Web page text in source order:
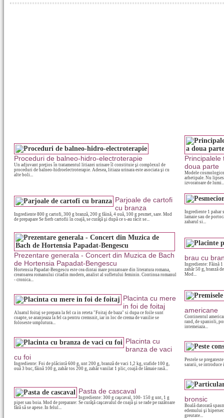
Proceduri de balneo-hidro-electroterapie
Un adjuvant preţios în tratamentul litiazei urinare îl constituie şi complexul de
proceduri de balneo-hidroelectroterapie. Adesea, litiaza urinara este asociata şi cu
alte boli...
Principalele
doua parte
Modele
arhetipale. Nu
izvoratoare de lumi...
Parjoale de cartofi
cu branza
Ingrediente 800 g cartofi, 300 g branză, 200 g făină, 4 ouă, 100 g pesmet, sare. Mod
de prepapare Se fierb cartofii în coajă, se curăţă şi după ce s-au răcit se...
Ingrediente 1 pahar
lamaie sau de
zaharul si...
Prezentare generala - Concert din Muzica de Bach
de Hortensia Papadat-Bengescu
Hortensia Papadat-Bengescu este cea dintai mare prozatoare din literatura romana,
creatoarea romanului citadin modern, analist al sufletului feminin. Continua romanul
- cronica...
brau cu
Ingrediente: Făină
zahăr 50 g, branză
Mod...
Placinta cu mere
in foi de foitaj
Aluatul foitaj se prepara la fel ca in reteta "Foitaj de baza" si dupa ce foile sunt
coapte, se aranjeaza la fel ca pentru cremsnit, iar in loc de crema de vanilie se
foloseste umplutura...
americane
Continentul
rand, de spanioli,
intemeiaza...
Placinta cu
branza de vaci
cu foi
Ingrediente: Foi de plăcintă 600 g, unt 200 g, branză de vaci 1,2 kg, stafide 100 g,
ouă 3 buc, făină 100 g, zahăr tos 200 g, zahăr vanilat 1 plic, coajă de lămaie rasă...
Pestele se
sararii, se introduce
Pasta de cascaval
Ingrediente: 300 g caşcaval, 100- 150 g unt, 1 g
piper sau boia. Mod de preparare: Se curăţă caşcavalul de coajă şi se rade pe razătoare
fără să se apese. In felul...
bronsic
Boală datorată
edemului şi
greutate...